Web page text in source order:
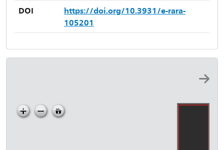
DOI
https://doi.org/10.3931/e-rara-
105201